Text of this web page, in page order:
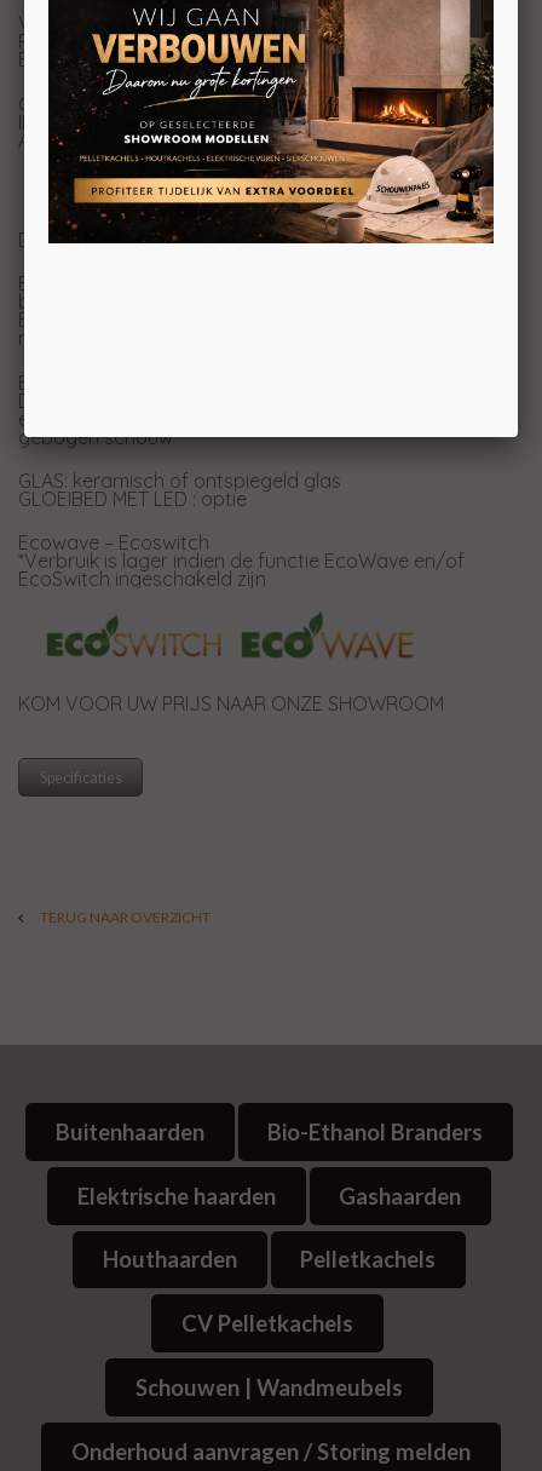
VERMOGEN: 5 -16 kW
RENDEMENT: 76 %
ENERGIE-EFFICIENTIEKLASSE: A+
GEWICHT: 250 kg
INBOUWAFMETINGEN (bxhxd): 1611 x 1522 x 629 mm
AANPASBAAR VUURZICHT:
breedte: minimaal: 1180 mm – maximaal: 1360 mm
hoogte: minimaal: 800 mm – maximaal: 1080 mm
DIAMETER CONCENTRISCH KANAAL: 200/130 mm
BRANDER: 3 omhoog geplaatste stammenbranders +
bodembrander
BRANDSTOF: aardgas, propaan, bio-propaan en H2-
ready (H2/aardgas, H2/propaan, H2/bio-propaan)
BEDIENING: afstandsbediening of smartphone/tablet
DEURTYPE: eenvoudig openen via een kliksysteem voor
een rechte schouw of een kantelsysteem bij een
gebogen schouw
GLAS: keramisch of ontspiegeld glas
GLOEIBED MET LED : optie
Ecowave – Ecoswitch
*Verbruik is lager indien de functie EcoWave en/of
EcoSwitch ingeschakeld zijn
​KOM VOOR UW PRIJS NAAR ONZE SHOWROOM
Specificaties
TERUG NAAR OVERZICHT
Buitenhaarden Bio-Ethanol Branders
Elektrische haarden Gashaarden
Houthaarden Pelletkachels
CV Pelletkachels
Schouwen | Wandmeubels
Onderhoud aanvragen / Storing melden